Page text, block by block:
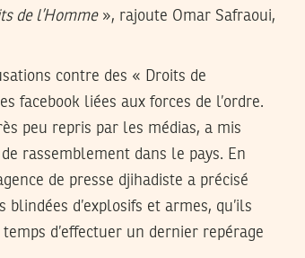
de l’Homme», rajoute Omar Safraoui,
contre des « Droits de
facebook liées aux forces de l’ordre.
peu repris par les médias, a mis
rassemblement dans le pays. En
de presse djihadiste a précisé
d’explosifs et armes, qu’ils
d’effectuer un dernier repérage